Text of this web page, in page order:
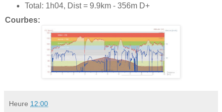
Total: 1h04, Dist = 9.9km - 356m D+
Courbes:
Heure 12:00